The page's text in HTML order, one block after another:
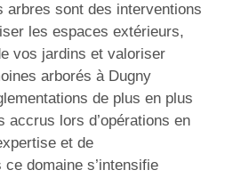
arbres sont des interventions
les espaces extérieurs,
vos jardins et valoriser
arborés à Dugny
de plus en plus
lors d’opérations en
et de
domaine s’intensifie